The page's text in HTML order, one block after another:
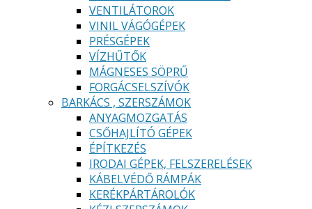
VENTILÁTOROK
VINIL VÁGÓGÉPEK
PRÉSGÉPEK
VÍZHŰTŐK
MÁGNESES SÖPRŰ
FORGÁCSELSZÍVÓK
BARKÁCS , SZERSZÁMOK
ANYAGMOZGATÁS
CSŐHAJLÍTÓ GÉPEK
ÉPÍTKEZÉS
IRODAI GÉPEK, FELSZERELÉSEK
KÁBELVÉDŐ RÁMPÁK
KERÉKPÁRTÁROLÓK